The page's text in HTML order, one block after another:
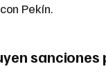
Pekín.
sanciones